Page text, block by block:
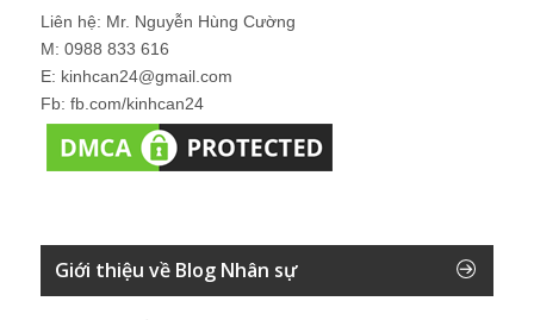
Liên hệ: Mr. Nguyễn Hùng Cường
M: 0988 833 616
E: kinhcan24@gmail.com
Fb: fb.com/kinhcan24
Giới thiệu về Blog Nhân sự